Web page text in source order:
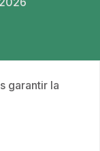
garantir la